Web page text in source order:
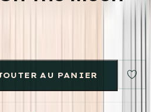
AU PANIER